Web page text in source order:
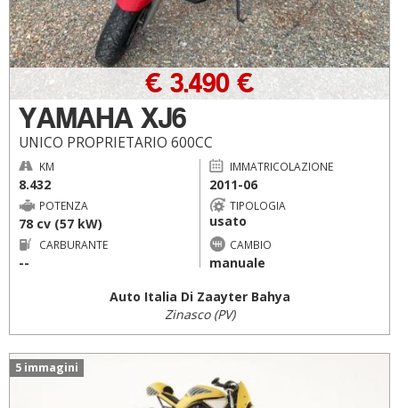
YAMAHA XJ6
UNICO PROPRIETARIO 600CC
€ 3.490 €
KM
8.432
IMMATRICOLAZIONE
2011-06
POTENZA
78 cv (57 kW)
TIPOLOGIA
usato
CARBURANTE
--
CAMBIO
manuale
Auto Italia Di Zaayter Bahya
Zinasco (PV)
5 immagini